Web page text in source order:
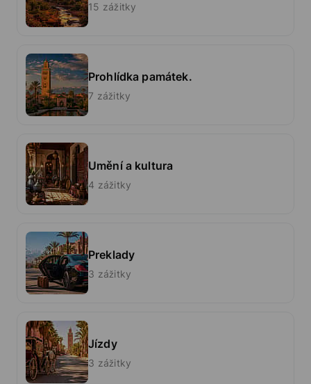
15 zážitky
Prohlídka památek.
7 zážitky
Umění a kultura
4 zážitky
Preklady
3 zážitky
Jízdy
3 zážitky